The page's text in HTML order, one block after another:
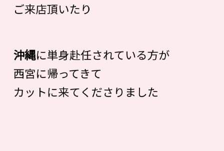
ご来店頂いたり
沖縄に単身赴任されている方が
西宮に帰ってきて
カットに来てくださりました